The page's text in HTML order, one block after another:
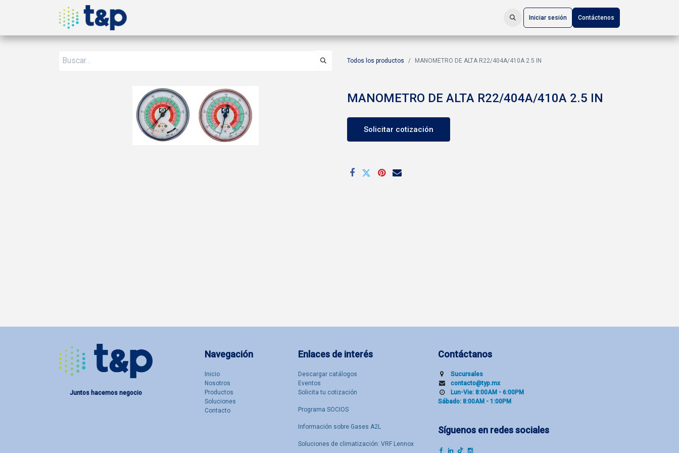
Iniciar sesión Contáctenos
Todos los productos MANOMETRO DE ALTA R22/404A/410A 2.5 IN
MANOMETRO DE ALTA R22/404A/410A 2.5 IN
Solicitar cotización
Enlaces de interés
Descargar catálogos
Eventos
Solicita tu cotización
Programa SOCIOS
Información sobre Gases A2L
Soluciones de climatización: VRF Lennox
Navegación
Inicio
Nosotro​s
Productos
Soluciones
Contacto
Contáctanos
Sucu​rsal​es
contacto@typ.mx
Lun-Vie: 8:00AM - 6:00PM
Sábado: 8:00AM - 1:00PM
Síguenos en redes sociales
Juntos hacemos negocio